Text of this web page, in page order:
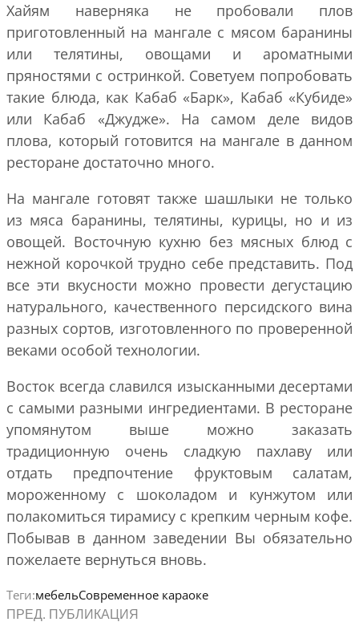
Хайям наверняка не пробовали плов
приготовленный на мангале с мясом баранины
или телятины, овощами и ароматными
пряностями с остринкой. Советуем попробовать
такие блюда, как Кабаб «Барк», Кабаб «Кубиде»
или Кабаб «Джудже». На самом деле видов
плова, который готовится на мангале в данном
ресторане достаточно много.
На мангале готовят также шашлыки не только
из мяса баранины, телятины, курицы, но и из
овощей. Восточную кухню без мясных блюд с
нежной корочкой трудно себе представить. Под
все эти вкусности можно провести дегустацию
натурального, качественного персидского вина
разных сортов, изготовленного по проверенной
веками особой технологии.
Восток всегда славился изысканными десертами
с самыми разными ингредиентами. В ресторане
упомянутом выше можно заказать
традиционную очень сладкую пахлаву или
отдать предпочтение фруктовым салатам,
мороженному с шоколадом и кунжутом или
полакомиться тирамису с крепким черным кофе.
Побывав в данном заведении Вы обязательно
пожелаете вернуться вновь.
Теги:мебельСовременное караоке
ПРЕД. ПУБЛИКАЦИЯ